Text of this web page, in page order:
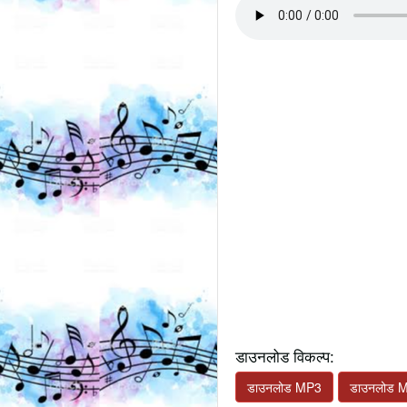
डाउनलोड विकल्प:
डाउनलोड MP3 डाउनलोड